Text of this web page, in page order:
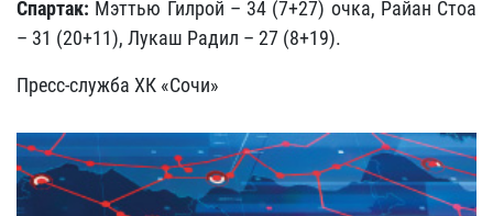
Спартак: Мэттью Гилрой – 34 (7+27) очка, Райан Стоа
– 31 (20+11), Лукаш Радил – 27 (8+19).
Пресс-служба ХК «Сочи»